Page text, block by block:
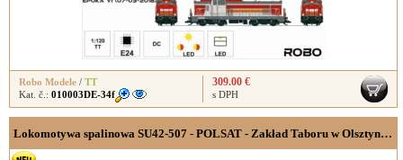
Robo Modele / TT
Kat. č.: 010003DE-34f
309.00 €
s DPH
Lokomotywa spalinowa SU42-507 - POLSAT - Zakład Taboru w Olsztynie, werzja analogowa